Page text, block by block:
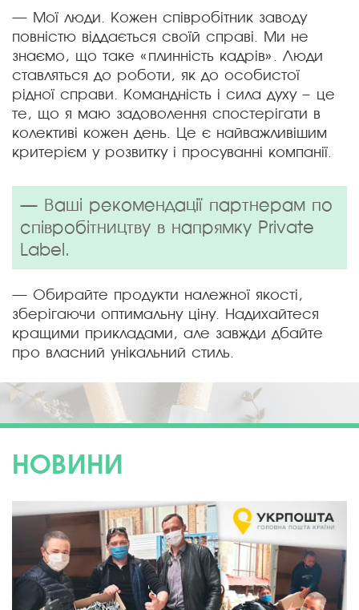
— Мої люди. Кожен співробітник заводу
повністю віддається своїй справі. Ми не
знаємо, що таке «плинність кадрів». Люди
ставляться до роботи, як до особистої
рідної справи. Командність і сила духу – це
те, що я маю задоволення спостерігати в
колективі кожен день. Це є найважливішим
критерієм у розвитку і просуванні компанії.
— Ваші рекомендації партнерам по
співробітництву в напрямку Private
Label.
— Обирайте продукти належної якості,
зберігаючи оптимальну ціну. Надихайтеся
кращими прикладами, але завжди дбайте
про власний унікальний стиль.
НОВИНИ